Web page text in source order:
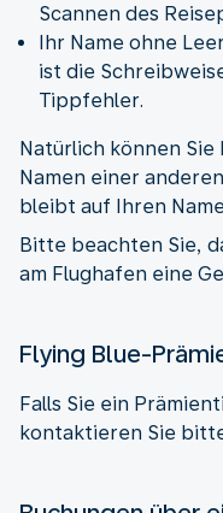
Scannen des
Ihr Name ohne
ist die
Tippfehler.
Natürlich können
Namen einer
bleibt auf Ihren
Bitte beachten Sie,
am Flughafen eine
Flying Blue-
Falls Sie ein
kontaktieren Sie